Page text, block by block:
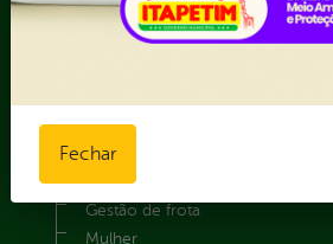
Agricultura e Meio ambiente
Assistência Social
Cultura e Turismo
Educação e Esportes
Gabinete
Gestão de frota
Mulher
Fechar